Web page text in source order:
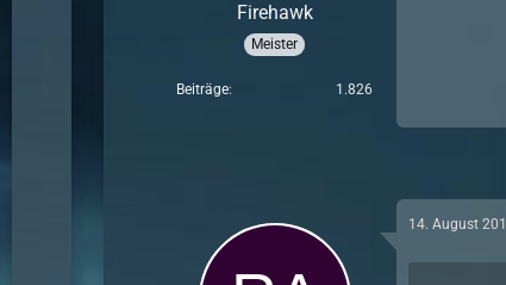
Firehawk
Meister
Beiträge 1.826
14. August